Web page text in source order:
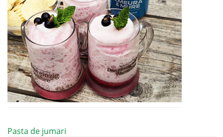
Pasta de jumari